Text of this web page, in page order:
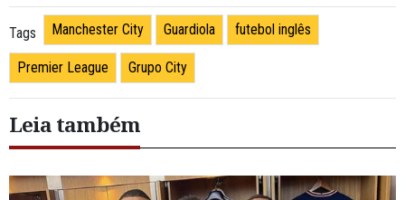
Tags Manchester City Guardiola futebol inglês
Premier League Grupo City
Leia também